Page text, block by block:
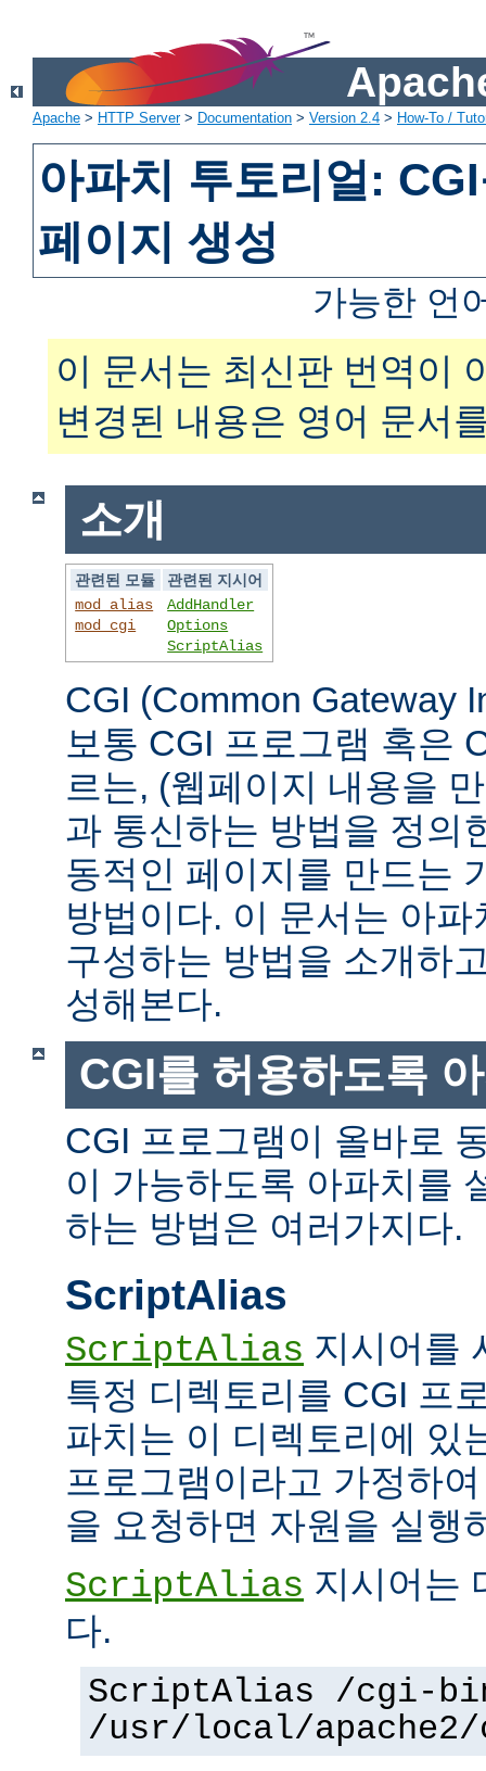
Apache > HTTP Server> Documentation > Version 2.4 > How-To /
아파치 투토리얼:
페이지 생성
가능한 언
이 문서는 최신판 번역이
변경된 내용은 영어 문서
소개
관련된 모듈
관련된 지시어
mod_alias
mod_cgi
AddHandler
Options
ScriptAlias
CGI (Common Gateway
보통 CGI 프로그램 혹은
르는, (웹페이지 내용을
과 통신하는 방법을 정의
동적인 페이지를 만드는
방법이다. 이 문서는 아
구성하는 방법을 소개하
성해본다.
CGI를 허용하도록
CGI 프로그램이 올바로
이 가능하도록 아파치를
하는 방법은 여러가지다.
ScriptAlias
ScriptAlias 지시어를
특정 디렉토리를 CGI 프
파치는 이 디렉토리에 있
프로그램이라고 가정하
을 요청하면 자원을 실행
ScriptAlias 지시어는
다.
ScriptAlias /cgi-
/usr/local/